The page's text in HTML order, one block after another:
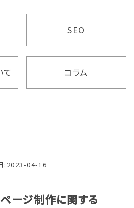
SEO
て コラム
: 2023-04-16
ページ制作に関する